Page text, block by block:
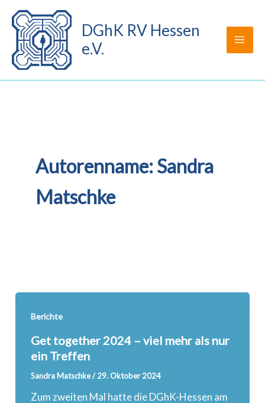
Zum
Inhalt
springen
DGhK RV Hessen
e.V.
Autorenname: Sandra
Matschke
Berichte
Get together 2024 – viel mehr als nur
ein Treffen
Sandra Matschke/29. Oktober 2024
Zum zweiten Mal hatte die DGhK-Hessen am